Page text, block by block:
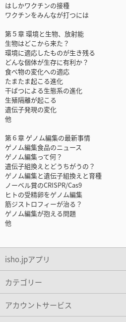
はしかワクチンの接種
ワクチンをみんなが打つには
第５章 環境と生物、放射能
生物はどこから来た？
環境に適応したものが生き残る
どんな個体が生存に有利か？
食べ物の変化への適応
たまたま起こる進化
干ばつによる生態系の進化
生殖隔離が起こる
遺伝子発現の変化
他
第６章 ゲノム編集の最新事情
ゲノム編集食品のニュース
ゲノム編集って何？
遺伝子組換えとどうちがうの？
ゲノム編集と遺伝子組換えと育種
ノーベル賞のCRISPR/Cas9
ヒトの受精卵をゲノム編集
筋ジストロフィーが治る？
ゲノム編集が抱える問題
他
isho.jpアプリ
カテゴリー
アカウントサービス